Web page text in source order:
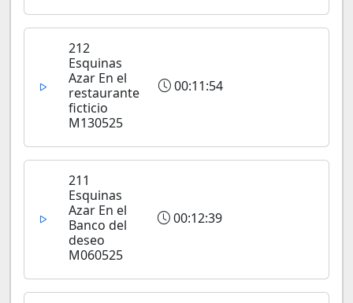
212
Esquinas
Azar En el
restaurante
ficticio
M130525
00:11:54
211
Esquinas
Azar En el
Banco del
deseo
M060525
00:12:39